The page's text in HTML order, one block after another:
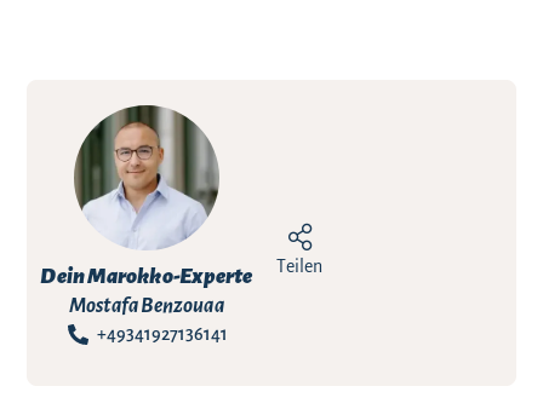
Dein Marokko-Experte
Mostafa Benzouaa
+49341927136141
Teilen